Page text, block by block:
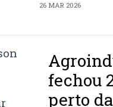
26 MAR 2026
fechou
perto da